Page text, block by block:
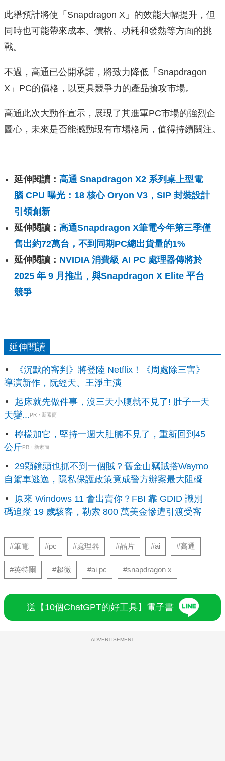
此舉預計將使「Snapdragon X」的效能大幅提升，但
同時也可能帶來成本、價格、功耗和發熱等方面的挑
戰。
不過，高通已公開承諾，將致力降低「Snapdragon
X」PC的價格，以更具競爭力的產品搶攻市場。
高通此次大動作宣示，展現了其進軍PC市場的強烈企
圖心，未來是否能撼動現有市場格局，值得持續關注。
延伸閱讀： 高通 Snapdragon X2 系列桌上型電
腦 CPU 曝光：18 核心 Oryon V3，SiP 封裝設計
引領創新
延伸閱讀： 高通Snapdragon X筆電今年第三季僅
售出約72萬台，不到同期PC總出貨量的1%
延伸閱讀： NVIDIA 消費級 AI PC 處理器傳將於
2025 年 9 月推出，與Snapdragon X Elite 平台
競爭
延伸閱讀
《沉默的審判》將登陸 Netflix！《周處除三害》
導演新作，阮經天、王淨主演
起床就先做件事，沒三天小腹就不見了! 肚子一天
天變... PR・新素簡
檸檬加它，堅持一週大肚腩不見了，重新回到45
公斤PR・新素簡
29顆鏡頭也抓不到一個賊？舊金山竊賊搭Waymo
自駕車逃逸，隱私保護政策竟成警方辦案最大阻礙
原來 Windows 11 會出賣你？FBI 靠 GDID 識別
碼追蹤 19 歲駭客，勒索 800 萬美金慘遭引渡受審
#筆電 #pc #處理器 #晶片 #ai #高通
#英特爾 #超微 #ai pc #snapdragon x
送【10個ChatGPT的好工具】電子書
ADVERTISEMENT